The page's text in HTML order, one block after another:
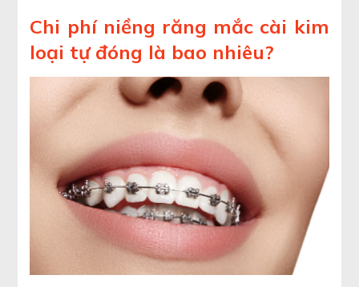
Chi phí niềng răng mắc cài kim
loại tự đóng là bao nhiêu?